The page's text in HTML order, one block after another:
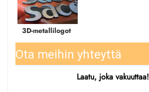
3D-metallilogot
Ota meihin yhteyttä
Laatu, joka vakuuttaa!